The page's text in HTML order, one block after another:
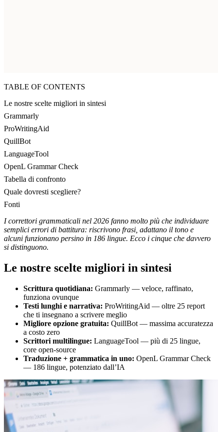
TABLE OF CONTENTS
Le nostre scelte migliori in sintesi
Grammarly
ProWritingAid
QuillBot
LanguageTool
OpenL Grammar Check
Tabella di confronto
Quale dovresti scegliere?
Fonti
I correttori grammaticali nel 2026 fanno molto più che individuare
semplici errori di battitura: riscrivono frasi, adattano il tono e
alcuni funzionano persino in 186 lingue. Ecco i cinque che davvero
si distinguono.
Le nostre scelte migliori in sintesi
Scrittura quotidiana: Grammarly — veloce, raffinato,
funziona ovunque
Testi lunghi e narrativa: ProWritingAid — oltre 25 report
che ti insegnano a scrivere meglio
Migliore opzione gratuita: QuillBot — massima accuratezza
a costo zero
Scrittori multilingue: LanguageTool — più di 25 lingue,
core open-source
Traduzione + grammatica in uno: OpenL Grammar Check
— 186 lingue, potenziato dall’IA